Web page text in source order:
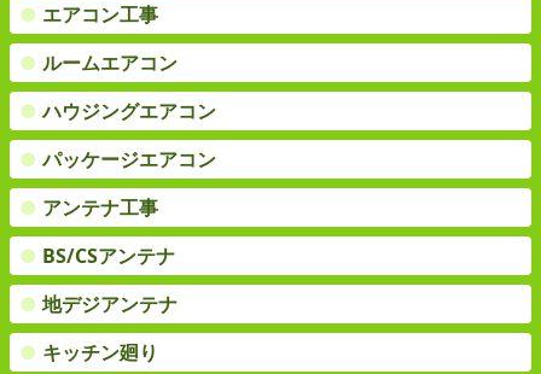
● エアコン工事
● ルームエアコン
●ハウジングエアコン
●パッケージエアコン
● アンテナ工事
● BS/CSアンテナ
● 地デジアンテナ
● キッチン廻り